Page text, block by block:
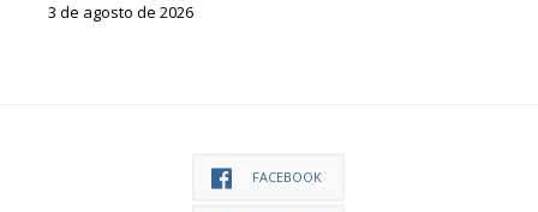
3 de agosto de 2026
FACEBOOK